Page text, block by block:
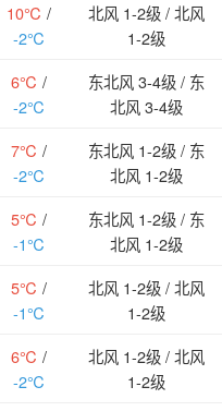
10℃ /
-2℃
北风 1-2级 / 北风
1-2级
6℃ /
-2℃
东北风 3-4级 / 东
北风 3-4级
7℃ /
-2℃
东北风 1-2级 / 东
北风 1-2级
5℃ /
-1℃
东北风 1-2级 / 东
北风 1-2级
5℃ /
-1℃
北风 1-2级 / 北风
1-2级
6℃ /
-2℃
北风 1-2级 / 北风
1-2级